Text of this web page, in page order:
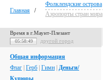
Главная /
Фолклендские острова
Аэропорты стран мира
Время в г.Маунт-Плезант
05:58:50 другой город
Общая информация
Флаг Герб Гимн Деньги/
Купюры